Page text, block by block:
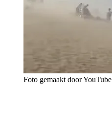
Foto gemaakt door YouTube